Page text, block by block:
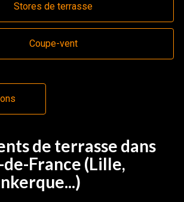
Stores de terrasse
Coupe-vent
de terrasse dans
France (Lille,